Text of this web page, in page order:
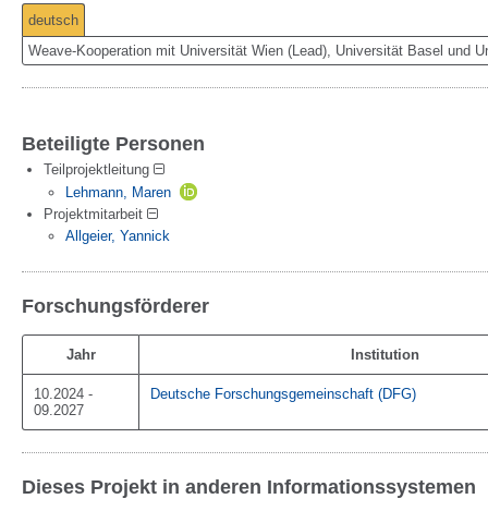
deutsch
Weave-Kooperation mit Universität Wien (Lead), Universität Basel und
Beteiligte Personen
Teilprojektleitung
Lehmann, Maren
Projektmitarbeit
Allgeier, Yannick
Forschungsförderer
Jahr Institution
10.2024 -
09.2027
Deutsche Forschungsgemeinschaft (DFG)
Dieses Projekt in anderen Informationssystemen